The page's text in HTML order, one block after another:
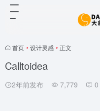
首页 • 设计灵感 • 正文
Calltoidea
2年前发布 7,779 0